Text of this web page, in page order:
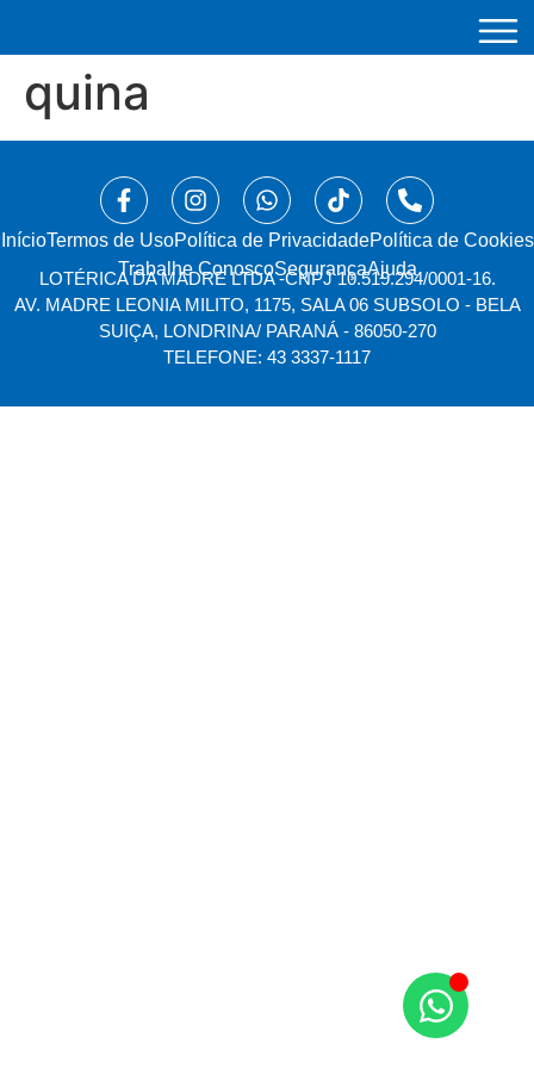
quina
Início⁠Termos de UsoPolítica de PrivacidadePolítica de Cookies
Trabalhe ConoscoSegurançaAjuda
LOTÉRICA DA MADRE LTDA -CNPJ 10.519.294/0001-16.
AV. MADRE LEONIA MILITO, 1175, SALA 06 SUBSOLO - BELA
SUIÇA, LONDRINA/ PARANÁ - 86050-270
TELEFONE: 43 3337-1117